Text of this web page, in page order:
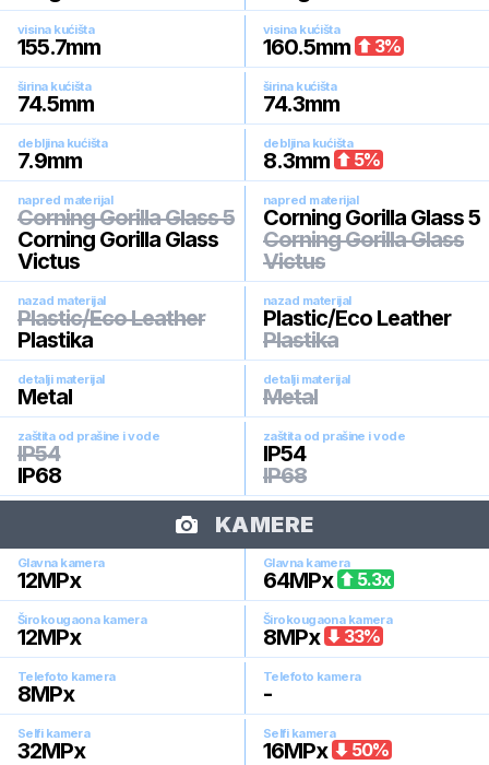
visina kućišta
155.7mm
visina kućišta
160.5mm 3%
širina kućišta
74.5mm
širina kućišta
74.3mm
debljina kućišta
7.9mm
debljina kućišta
8.3mm 5%
napred materijal
Corning Gorilla Glass 5
Corning Gorilla Glass
Victus
napred materijal
Corning Gorilla Glass 5
Corning Gorilla Glass
Victus
nazad materijal
Plastic/Eco Leather
Plastika
nazad materijal
Plastic/Eco Leather
Plastika
detalji materijal
Metal
detalji materijal
Metal
zaštita od prašine i vode
IP54
IP68
zaštita od prašine i vode
IP54
IP68
KAMERE
Glavna kamera
12MPx
Glavna kamera
64MPx 5.3x
Širokougaona kamera
12MPx
Širokougaona kamera
8MPx 33%
Telefoto kamera
8MPx
Telefoto kamera
-
Selfi kamera
32MPx
Selfi kamera
16MPx 50%